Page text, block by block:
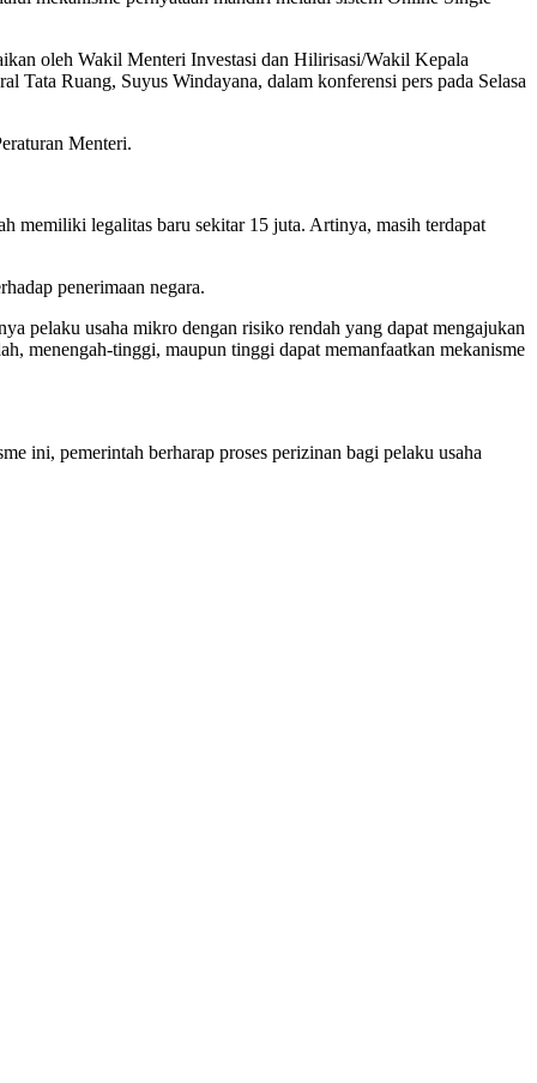
oleh Wakil Menteri Investasi dan Hilirisasi/Wakil Kepala
Ruang, Suyus Windayana, dalam konferensi pers pada Selasa
Menteri.
memiliki legalitas baru sekitar 15 juta. Artinya, masih terdapat
penerimaan negara.
pelaku usaha mikro dengan risiko rendah yang dapat mengajukan
menengah-tinggi, maupun tinggi dapat memanfaatkan mekanisme
ini, pemerintah berharap proses perizinan bagi pelaku usaha